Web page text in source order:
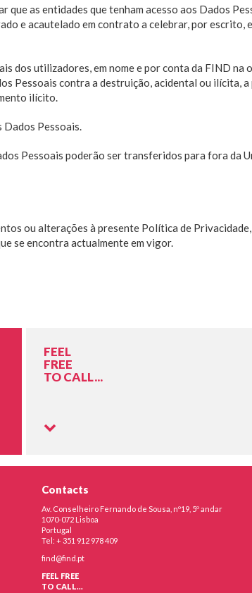
que as entidades que tenham acesso aos Dados
e acautelado em contrato a celebrar, por escrito,
dos utilizadores, em nome e por conta da FIND na
Pessoais contra a destruição, acidental ou ilícita,
ilícito.
Dados Pessoais.
Pessoais poderão ser transferidos para fora da
ou alterações à presente Política de
se encontra actualmente em vigor.
FEEL
FREE
TO CALL...
Contacts
Av. Conselheiro Fernando de Sousa, nº19, 5º andar
1070-072 Lisboa
Portugal
Tel: + 351 912 978 409
find@find.pt
FEEL FREE
TO CALL...